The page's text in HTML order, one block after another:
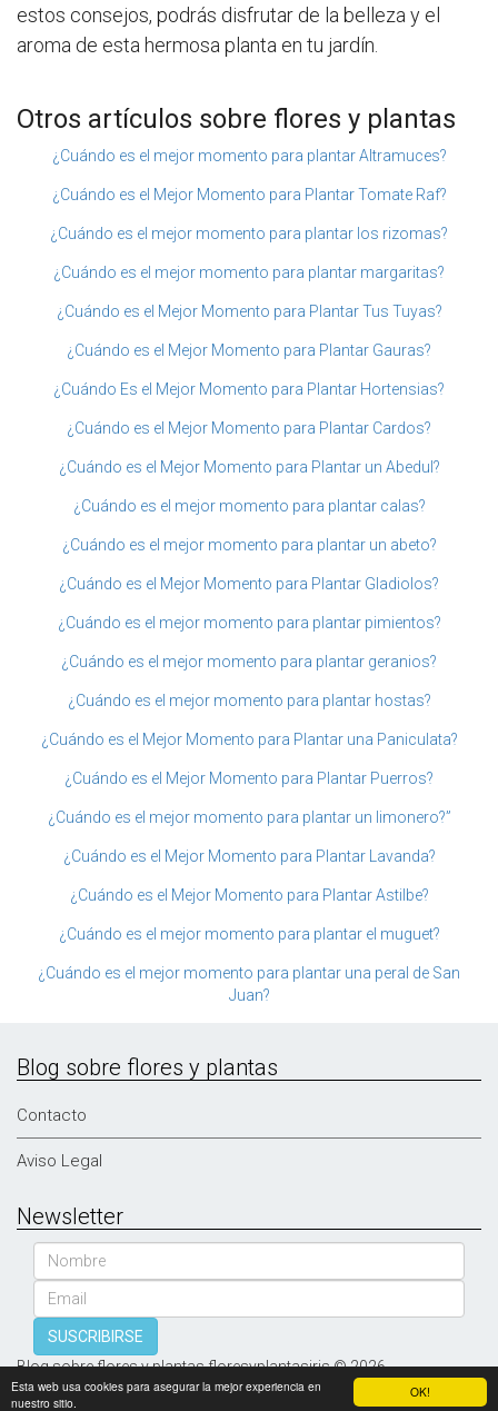
OK!
Esta web usa cookies para asegurar la mejor experiencia en
nuestro sitio.
estos consejos, podrás disfrutar de la belleza y el
aroma de esta hermosa planta en tu jardín.
Otros artículos sobre flores y plantas
¿Cuándo es el mejor momento para plantar Altramuces?
¿Cuándo es el Mejor Momento para Plantar Tomate Raf?
¿Cuándo es el mejor momento para plantar los rizomas?
¿Cuándo es el mejor momento para plantar margaritas?
¿Cuándo es el Mejor Momento para Plantar Tus Tuyas?
¿Cuándo es el Mejor Momento para Plantar Gauras?
¿Cuándo Es el Mejor Momento para Plantar Hortensias?
¿Cuándo es el Mejor Momento para Plantar Cardos?
¿Cuándo es el Mejor Momento para Plantar un Abedul?
¿Cuándo es el mejor momento para plantar calas?
¿Cuándo es el mejor momento para plantar un abeto?
¿Cuándo es el Mejor Momento para Plantar Gladiolos?
¿Cuándo es el mejor momento para plantar pimientos?
¿Cuándo es el mejor momento para plantar geranios?
¿Cuándo es el mejor momento para plantar hostas?
¿Cuándo es el Mejor Momento para Plantar una Paniculata?
¿Cuándo es el Mejor Momento para Plantar Puerros?
¿Cuándo es el mejor momento para plantar un limonero?”
¿Cuándo es el Mejor Momento para Plantar Lavanda?
¿Cuándo es el Mejor Momento para Plantar Astilbe?
¿Cuándo es el mejor momento para plantar el muguet?
¿Cuándo es el mejor momento para plantar una peral de San
Juan?
Blog sobre flores y plantas
Contacto
Aviso Legal
Newsletter
Nombre
Email
SUSCRIBIRSE
Blog sobre flores y plantas floresyplantasiris © 2026